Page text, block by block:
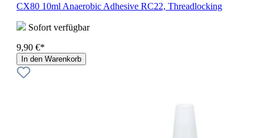
CX80 10ml Anaerobic Adhesive RC22, Threadlocking
Sofort verfügbar
9,90 €*
In den Warenkorb